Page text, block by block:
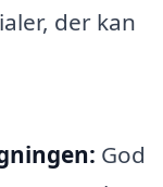
der kan
God